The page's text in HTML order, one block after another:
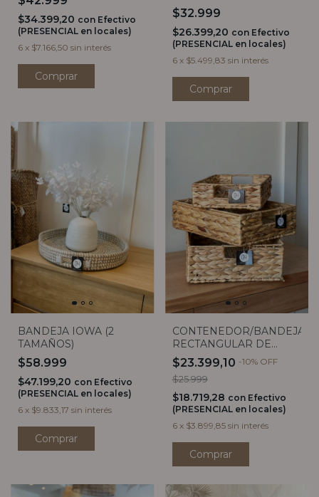
$34.399,20 con Efectivo
(PRESENCIAL en locales)
6 x $7.166,50 sin interés
$32.999
$26.399,20 con Efectivo
(PRESENCIAL en locales)
6 x $5.499,83 sin interés
BANDEJA IOWA (2
TAMAÑOS)
$58.999
$47.199,20 con Efectivo
(PRESENCIAL en locales)
6 x $9.833,17 sin interés
Comprar
CONTENEDOR/BANDEJA
RECTANGULAR DE
JACINTO (3 TAMAÑOS)
$23.399,10 -10% OFF
$25.999
$18.719,28 con Efectivo
(PRESENCIAL en locales)
6 x $3.899,85 sin interés
Comprar